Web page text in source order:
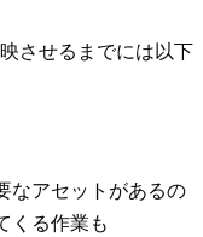
させるまでには以下
なアセットがあるの
くる作業も